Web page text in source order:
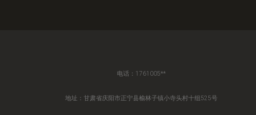
电话：1761005**
地址：甘肃省庆阳市正宁县榆林子镇小寺头村十组525号